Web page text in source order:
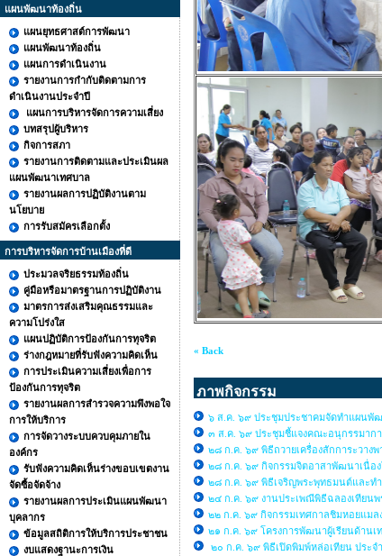
แผนพัฒนาท้องถิ่น
แผนยุทธศาสต์การพัฒนา
แผนพัฒนาท้องถิ่น
แผนการดำเนินงาน
รายงานการกำกับติดตามการ
ดำเนินงานประจำปี
แผนการบริหารจัดการความเสี่ยง
บทสรุปผู้บริหาร
กิจการสภา
รายงานการติดตามและประเมินผล
แผนพัฒนาเทศบาล
รายงานผลการปฏิบัติงานตาม
นโยบาย
การรับสมัครเลือกตั้ง
การบริหารจัดการบ้านเมืองที่ดี
ประมวลจริยธรรมท้องถิ่น
คู่มือหรือมาตรฐานการปฏิบัติงาน
มาตรการส่งเสริมคุณธรรมและ
ความโปร่งใส
แผนปฏิบัติการป้องกันการทุจริต
ร่างกฎหมายที่รับฟังความคิดเห็น
การประเมินความเสี่ยงเพื่อการ
ป้องกันการทุจริต
รายงานผลการสำรวจความพึงพอใจ
การให้บริการ
การจัดวางระบบควบคุมภายใน
องค์กร
รับฟังความคิดเห็นร่างขอบเขตงาน
จัดซื้อจัดจ้าง
รายงานผลการประเมินแผนพัฒนา
บุคลากร
ข้อมูลสถิติการให้บริการประชาชน
งบแสดงฐานะการเงิน
« Back
ภาพกิจกรรม
๖ ส.ค. ๖๙ ประชุมประชาคมจัดทำแผนพั
๓ ส.ค. ๖๙ ประชุมชี้แจงคณะอนุกรรมาก
๒๘ ก.ค. ๖๙ พิธีถวายเครื่องสักการะวาง
๒๘ ก.ค. ๖๙ กิจกรรมจิตอาสาพัฒนาเนื่อ
๒๘ ก.ค. ๖๙ พิธีเจริญพระพุทธมนต์และท
๒๔ ก.ค. ๖๙ งานประเพณีพิธีฉลองเทียน
๒๒ ก.ค. ๖๙ กิจกรรมเทศกาลชิมหอยแมล
๒๑ ก.ค. ๖๙ โครงการพัฒนาผู้เรียนด้านเ
๒๐ ก.ค. ๖๙ พิธีเปิดพิมพ์หล่อเทียน ประจ